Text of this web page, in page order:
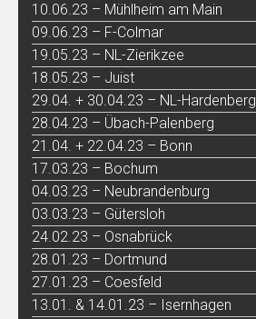
10.06.23 – Mühlheim am Main
09.06.23 – F-Colmar
19.05.23 – NL-Zierikzee
18.05.23 – Juist
29.04. + 30.04.23 – NL-Hardenberg
28.04.23 – Übach-Palenberg
21.04. + 22.04.23 – Bonn
17.03.23 – Bochum
04.03.23 – Neubrandenburg
03.03.23 – Gütersloh
24.02.23 – Osnabrück
28.01.23 – Dortmund
27.01.23 – Coesfeld
13.01. & 14.01.23 – Isernhagen